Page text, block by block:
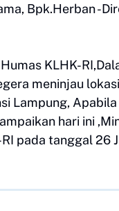
Bpk.Herban -
KLHK-
meninjau
Lampung,
hari ini
pada tanggal 26